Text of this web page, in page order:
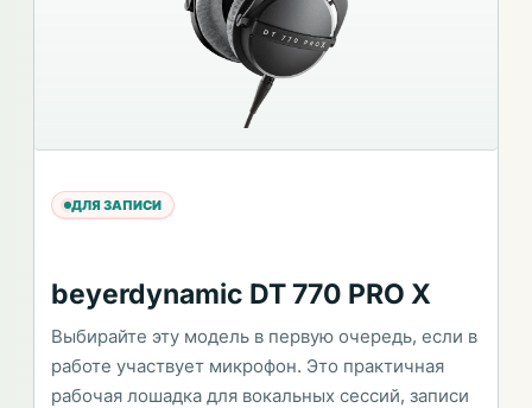
ДЛЯ ЗАПИСИ
beyerdynamic DT 770 PRO X
Выбирайте эту модель в первую очередь, если в
работе участвует микрофон. Это практичная
рабочая лошадка для вокальных сессий, записи